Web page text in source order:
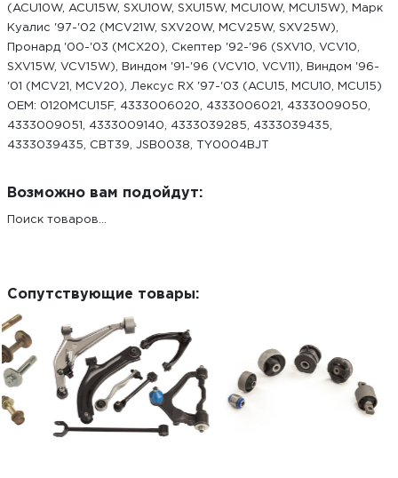
(ACU10W, ACU15W, SXU10W, SXU15W, MCU10W, MCU15W), Марк
Куалис '97-'02 (MCV21W, SXV20W, MCV25W, SXV25W),
Пронард '00-'03 (MCX20), Скептер '92-'96 (SXV10, VCV10,
SXV15W, VCV15W), Виндом '91-'96 (VCV10, VCV11), Виндом '96-
'01 (MCV21, MCV20), Лексус RX '97-'03 (ACU15, MCU10, MCU15)
ОЕМ: 0120MCU15F, 4333006020, 4333006021, 4333009050,
4333009051, 4333009140, 4333039285, 4333039435,
4333039435, CBT39, JSB0038, TY0004BJT
Возможно вам подойдут:
Поиск товаров...
Сопутствующие товары: